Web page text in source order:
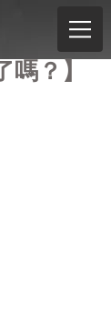
嗎？】